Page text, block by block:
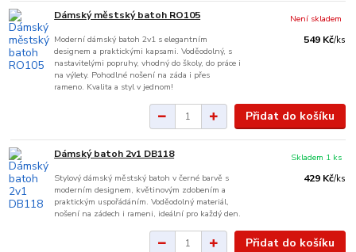
Dámský městský batoh RO105
Moderní dámský batoh 2v1 s elegantním
designem a praktickými kapsami. Voděodolný, s
nastavitelými popruhy, vhodný do školy, do práce i
na výlety. Pohodlné nošení na záda i přes
rameno. Kvalita a styl v jednom!
549 Kč/ks
Není skladem
Přidat do košíku
Dámský batoh 2v1 DB118
Stylový dámský městský batoh v černé barvě s
moderním designem, květinovým zdobením a
praktickým uspořádáním. Voděodolný materiál,
nošení na zádech i rameni, ideální pro každý den.
429 Kč/ks
Skladem 1 ks
Přidat do košíku